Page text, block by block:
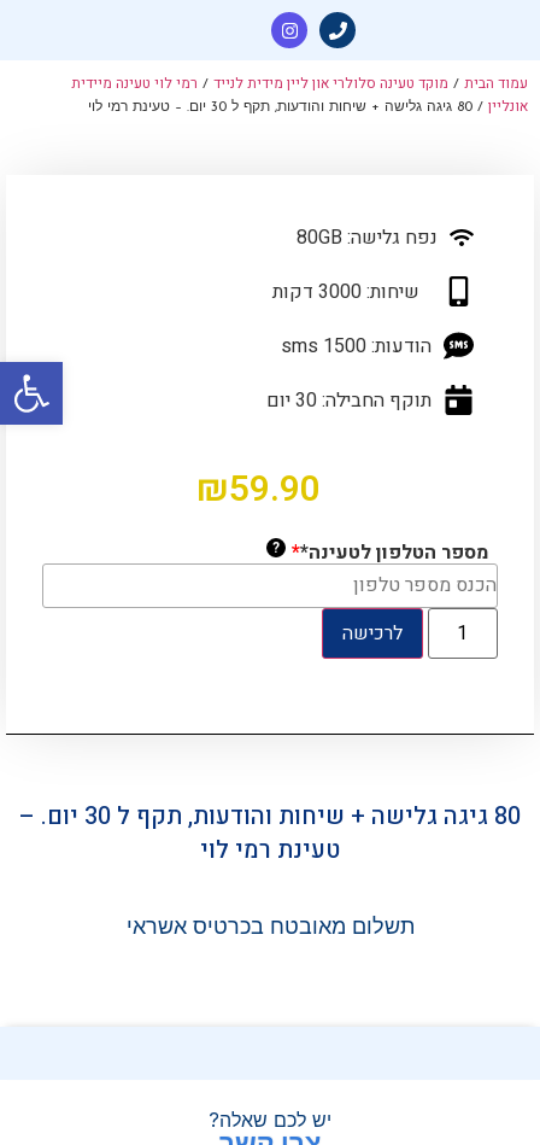
עמוד הבית / מוקד טעינה סלולרי און ליין מידית לנייד / רמי לוי טעינה מיידית
אונליין / 80 גיגה גלישה + שיחות והודעות, תקף ל 30 יום. – טעינת רמי לוי
80 גיגה גלישה + שיחות והודעות, תקף ל 30 יום. –
טעינת רמי לוי
נפח גלישה: 80GB
שיחות: 3000 דקות
הודעות: 1500 sms
תוקף החבילה: 30 יום
₪59.90
מספר הטלפון לטעינה**
?
לרכישה
תשלום מאובטח בכרטיס אשראי
יש לכם שאלה?
פתח